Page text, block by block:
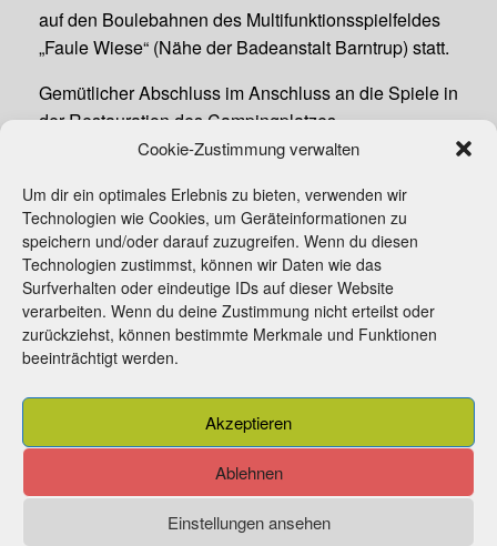
Cookie-Zustimmung verwalten
Um dir ein optimales Erlebnis zu bieten, verwenden wir
Technologien wie Cookies, um Geräteinformationen zu
speichern und/oder darauf zuzugreifen. Wenn du diesen
Technologien zustimmst, können wir Daten wie das
Surfverhalten oder eindeutige IDs auf dieser Website
verarbeiten. Wenn du deine Zustimmung nicht erteilst oder
zurückziehst, können bestimmte Merkmale und Funktionen
beeinträchtigt werden.
Akzeptieren
Ablehnen
Einstellungen ansehen
auf den Boulebahnen des Multifunktionsspielfeldes
„Faule Wiese“ (Nähe der Badeanstalt Barntrup) statt.
Gemütlicher Abschluss im Anschluss an die Spiele in
der Restauration des Campingplatzes.
Dann bitte Anmeldung unter:
kulturplus@heimatverein-barntrup.debis 17.07.2024.
Beitrittserklärung
Cookie-Richtlinie (EU)